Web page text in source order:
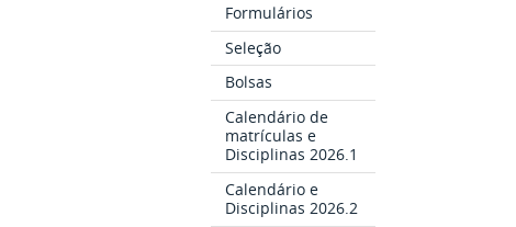
Formulários
Seleção
Bolsas
Calendário de
matrículas e
Disciplinas 2026.1
Calendário e
Disciplinas 2026.2